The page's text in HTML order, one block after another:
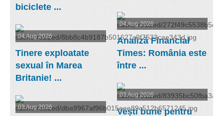
biciclete ...
04 Aug 2026
Analiză Financial
Times: România este
între ...
04 Aug 2026
Tinere exploatate
sexual în Marea
Britanie! ...
03 Aug 2026
Vești bune pentru
03 Aug 2026